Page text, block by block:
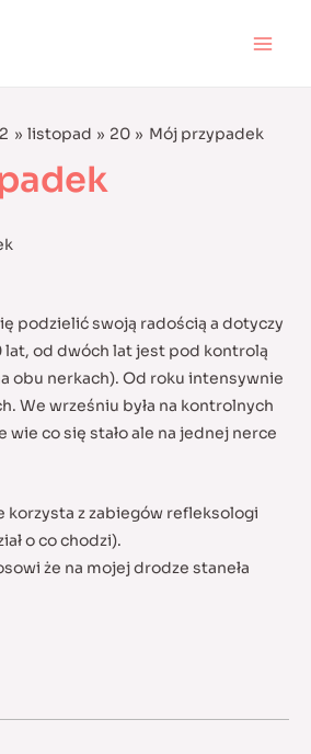
listopad 20 Mój przypadek
podzielić swoją radością a dotyczy
lat, od dwóch lat jest pod kontrolą
obu nerkach). Od roku intensywnie
We wrześniu była na kontrolnych
wie co się stało ale na jednej nerce
korzysta z zabiegów refleksologi
o co chodzi).
że na mojej drodze staneła